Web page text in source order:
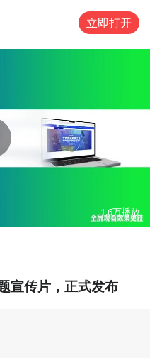
立即打开
02:41
1.6万播放
宣传片，正式发布